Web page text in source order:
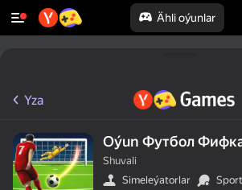
Ähli oýunlar
Yza
Oýun Футбол
Shuvali
Simeleýatorlar
Sport